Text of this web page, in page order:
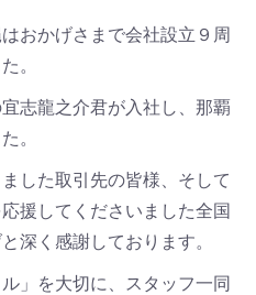
おかげさまで会社設立９周
。
志龍之介君が入社し、那覇
。
した取引先の皆様、そして
援してくださいました全国
深く感謝しております。
」を大切に、スタッフ一同